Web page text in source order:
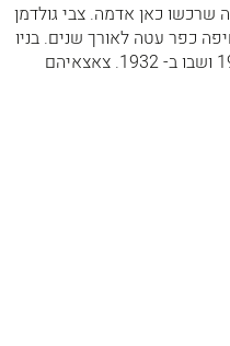
מחיפה שרכשו כאן אדמה. צבי גולדמן
כפר עטה לאורך שנים. בניו
מאיר ושמואל היו נהגים בחברת האוטובוסים "זבולון". נטשו במאורעות 1929 ושבו ב- 1932. צאצאיהם